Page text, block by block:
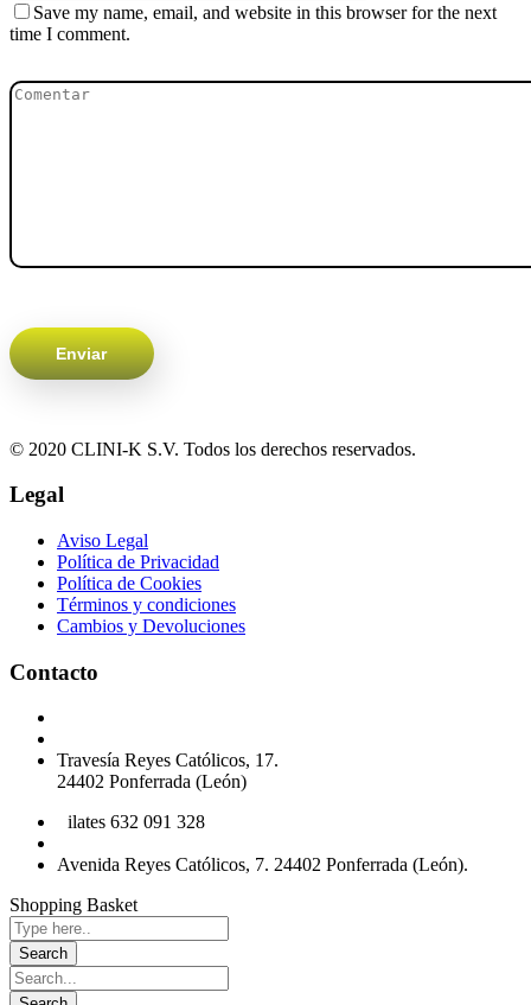
Save my name, email, and website in this browser for the next
time I comment.
© 2020 CLINI-K S.V. Todos los derechos reservados.
Legal
Aviso Legal
Política de Privacidad
Política de Cookies
Términos y condiciones
Cambios y Devoluciones
Contacto
Travesía Reyes Católicos, 17.
24402 Ponferrada (León)
ilates 632 091 328
Avenida Reyes Católicos, 7. 24402 Ponferrada (León).
Shopping Basket